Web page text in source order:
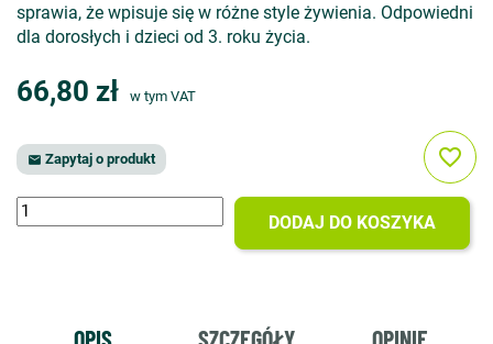
sprawia, że wpisuje się w różne style żywienia. Odpowiedni
dla dorosłych i dzieci od 3. roku życia.
66,80 zł w tym VAT
 Zapytaj o produkt
DODAJ DO KOSZYKA
favorite_border